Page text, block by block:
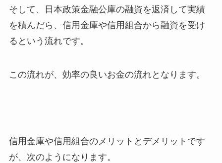
そして、日本政策金融公庫の融資を返済して実績
を積んだら、信用金庫や信用組合から融資を受け
るという流れです。
この流れが、効率の良いお金の流れとなります。
信用金庫や信用組合のメリットとデメリットです
が、次のようになります。